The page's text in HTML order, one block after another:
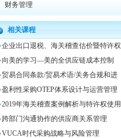
财务管理
相关课程
企业出口退税、海关稽查估价暨特许权
向美的学习—美的全供应链成本控制
贸易合同条款/贸易术语/关务合规和进
盈利性采购OTEP体系设计与运营管理
2019年海关稽查案例解析与特许权使用
跨部门沟通协作的供应商关系管理
VUCA时代采购战略与风险管理